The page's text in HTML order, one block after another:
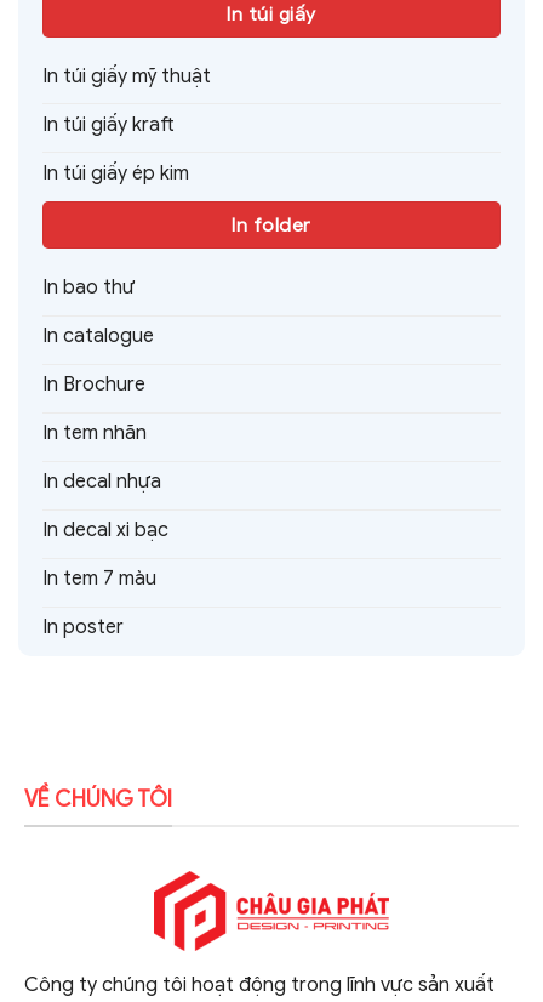
In túi giấy
In túi giấy mỹ thuật
In túi giấy kraft
In túi giấy ép kim
In folder
In bao thư
In catalogue
In Brochure
In tem nhãn
In decal nhựa
In decal xi bạc
In tem 7 màu
In poster
VỀ CHÚNG TÔI
Công ty chúng tôi hoạt động trong lĩnh vực sản xuất